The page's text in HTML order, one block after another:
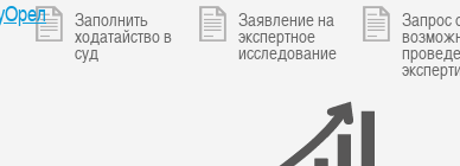
Заполнить
ходатайство в
суд
Заявление на
экспертное
исследование
Запрос